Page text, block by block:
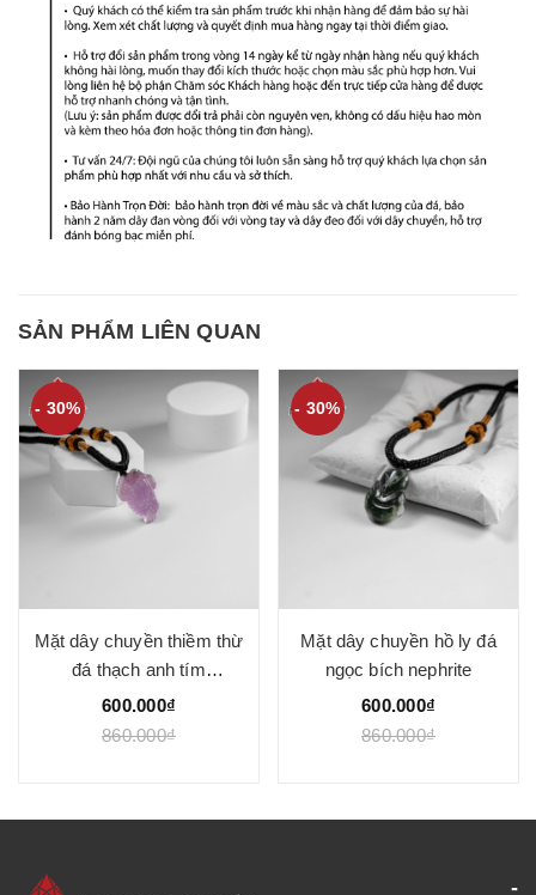
SẢN PHẨM LIÊN QUAN
- 30%
Mặt dây chuyền thiềm thừ
đá thạch anh tím
16x23mm
600.000₫
860.000₫
- 30%
Mặt dây chuyền hồ ly đá
ngọc bích nephrite
600.000₫
860.000₫